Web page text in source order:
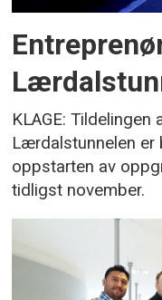
KLAGE:
Lærdalstunnelen er
oppstarten av
tidligst november.